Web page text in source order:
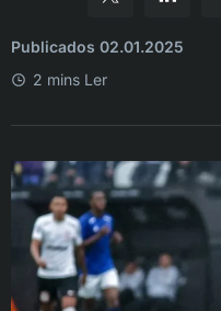
Publicados 02.01.2025
2 mins Ler